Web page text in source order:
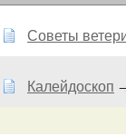
Советы
Калейдоскоп